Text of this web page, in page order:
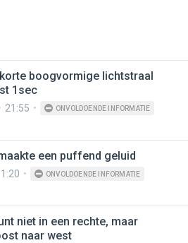
boogvormige lichtstraal
1sec
21:55 ONVOLDOENDE INFORMATIE
een puffend geluid
1:20 ONVOLDOENDE INFORMATIE
niet in een rechte, maar
naar west